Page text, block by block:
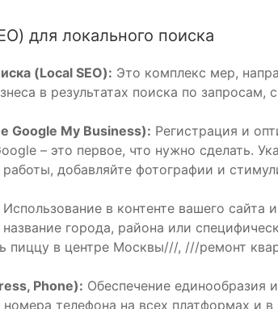
для локального поиска
(Local SEO): Это комплекс мер,
в результатах поиска по запросам,
Google My Business): Регистрация и
– это первое, что нужно сделать.
добавляйте фотографии и
Использование в контенте вашего сайта
города, района или
пиццу в центре Москвы///, ///ремонт
Phone): Обеспечение единообразия
телефона на всех платформах и в